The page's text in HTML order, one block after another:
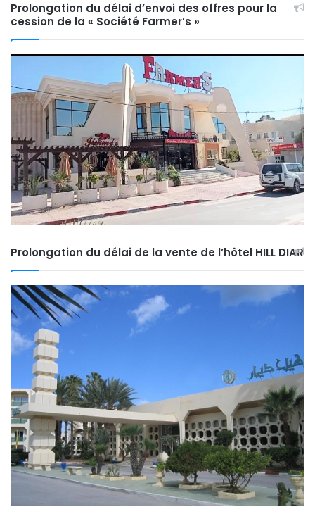
Prolongation du délai d’envoi des offres pour la
cession de la « Société Farmer’s »
Prolongation du délai de la vente de l’hôtel HILL DIAR